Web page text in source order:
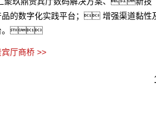
的数字化实践平台； 增强渠道黏性
台。
厅商桥 >>